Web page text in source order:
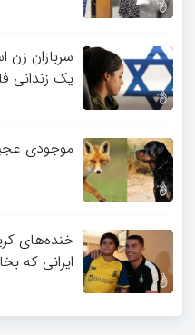
سربازان زن
یک زندانی
موجودی
خنده‌های
ایرانی که